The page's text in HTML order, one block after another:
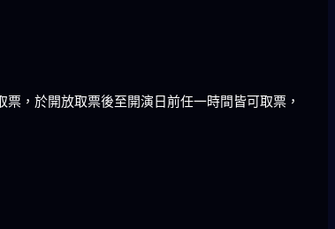
，於開放取票後至開演日前任一時間皆可取票，